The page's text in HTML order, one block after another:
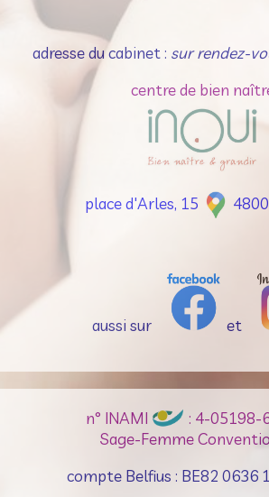
Liens utiles
adresse du cabinet : sur rendez-
centre de bien
place d'Arles, 15
aussi sur et
n° INAMI
: 4-05198-
Sage-Femme
compte Belfius : BE82 0636